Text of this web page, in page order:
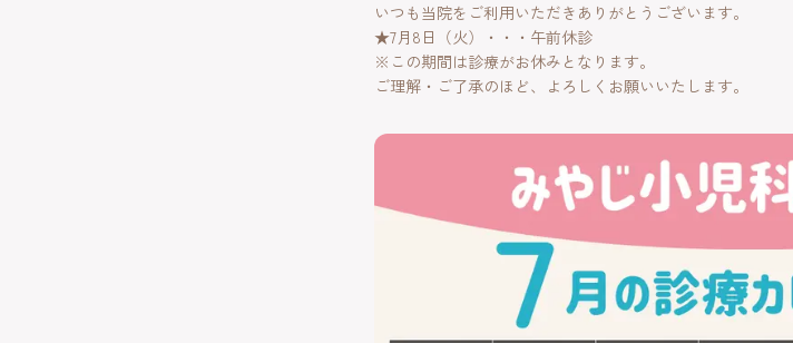
いつも当院をご利用いただきありがとうございます。
★7月8日（火）・・・午前休診
※この期間は診療がお休みとなります。
ご理解・ご了承のほど、よろしくお願いいたします。